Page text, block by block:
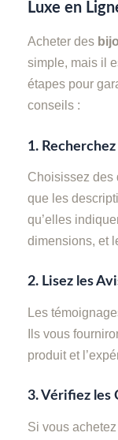
Luxe en
Acheter des
simple, mais il
étapes pour
conseils :
1.
Choisissez des
que les
qu’elles
dimensions, et
2. Lisez les
Les
Ils vous
produit et
3.Vérifiez les
Si vous